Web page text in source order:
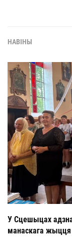
НАВІНЫ
У Сцешыцах
манаскага жыцця